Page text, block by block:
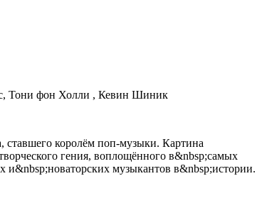
Тони фон Холли , Кевин Шиник
ставшего королём поп-музыки. Картина
гения, воплощённого в&nbsp;самых
и&nbsp;новаторских музыкантов в&nbsp;истории.